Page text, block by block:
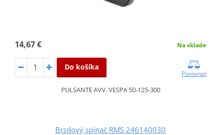
14,67 € Na sklade
Do košíka
Porovnať
PULSANTE AVV. VESPA 50-125-300
Brzdový spínač RMS 246140030